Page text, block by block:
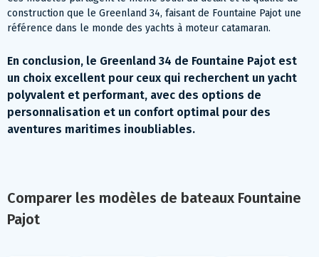
construction que le Greenland 34, faisant de Fountaine Pajot une
référence dans le monde des yachts à moteur catamaran.
En conclusion, le Greenland 34 de Fountaine Pajot est
un choix excellent pour ceux qui recherchent un yacht
polyvalent et performant, avec des options de
personnalisation et un confort optimal pour des
aventures maritimes inoubliables.
Comparer les modèles de bateaux Fountaine
Pajot